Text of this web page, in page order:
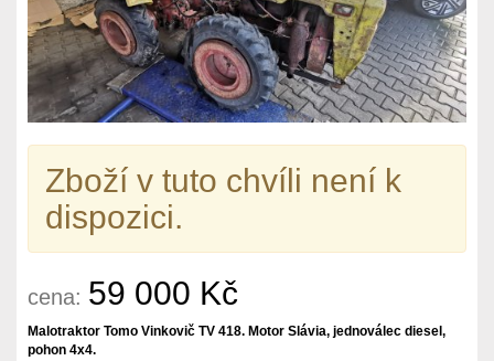
Zboží v tuto chvíli není k
dispozici.
cena: 59 000 Kč
Malotraktor Tomo Vinkovič TV 418. Motor Slávia, jednoválec diesel,
pohon 4x4.